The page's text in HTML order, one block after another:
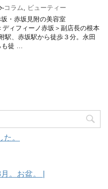
-コラム
ビューティー
・赤坂見附の美容室
ディフィーノ赤坂＞副店長の根本
、赤坂駅から徒歩３分。永田
徒 …
。
。お盆。 |